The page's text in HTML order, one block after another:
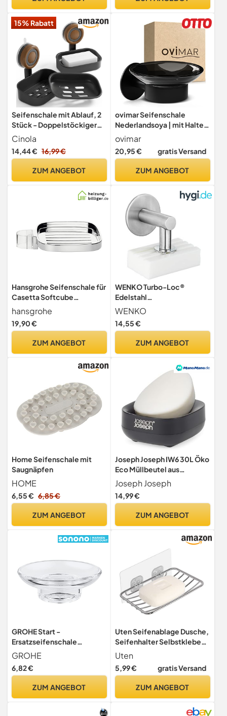
15% Rabatt
Seifenschale mit Ablauf, 2
Stück - Doppelstöckiger
Seifenhalter mit Saugnapf,
Wandmontage & Bohrfrei,
Selbstentwässernde
Badezimmer und
Cinola
14,44 € 16,99 €
ZUM ANGEBOT
ovimar Seifenschale
Nederlandsoya | mit Halter
für die Wandmontage |
Edelstahl | schwarz | ohne
Bohren | herausnehmbares
die Küche als Seifenablage
ovimar
20,95 € gratis Versand
ZUM ANGEBOT
Hansgrohe Seifenschale für
Casetta Softcube
26519000 Duschstange
26519000, Chrom
hansgrohe
19,90 €
ZUM ANGEBOT
WENKO Turbo-Loc®
Edelstahl
Magnetseifenhalter Matt
WENKO
14,55 €
ZUM ANGEBOT
Home Seifenschale mit
Saugnäpfen
HOME
6,55 € 6,85 €
ZUM ANGEBOT
Joseph Joseph IW6 30L Öko
Eco Müllbeutel aus
recyceltem Kunststoff,
Küchenabfallbeutel mit
Kordelzug, extra stark - 4
Joseph Joseph
14,99 €
ZUM ANGEBOT
GROHE Start -
Ersatzseifenschale
(Material: Glas), Chrom,
41182000
GROHE
6,82 €
ZUM ANGEBOT
Uten Seifenablage Dusche,
Seifenhalter Selbstklebend
Edelstahl, Seifenschale
ohne Bohren
Schwammhalter
Badezimmer, Küche
Uten
5,99 € gratis Versand
ZUM ANGEBOT